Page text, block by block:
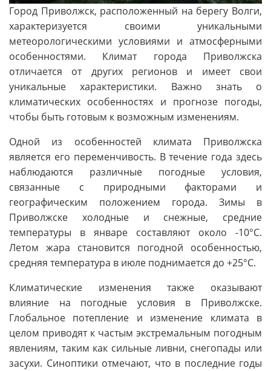
Город Приволжск, расположенный на берегу Волги,
характеризуется своими уникальными
метеорологическими условиями и атмосферными
особенностями. Климат города Приволжска
отличается от других регионов и имеет свои
уникальные характеристики. Важно знать о
климатических особенностях и прогнозе погоды,
чтобы быть готовым к возможным изменениям.
Одной из особенностей климата Приволжска
является его переменчивость. В течение года здесь
наблюдаются различные погодные условия,
связанные с природными факторами и
географическим положением города. Зимы в
Приволжске холодные и снежные, средние
температуры в январе составляют около -10°C.
Летом жара становится погодной особенностью,
средняя температура в июле поднимается до +25°C.
Климатические изменения также оказывают
влияние на погодные условия в Приволжске.
Глобальное потепление и изменение климата в
целом приводят к частым экстремальным погодным
явлениям, таким как сильные ливни, снегопады или
засухи. Синоптики отмечают, что в последние годы